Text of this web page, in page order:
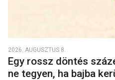
2026. AUGUSZTUS 8.
Egy rossz döntés
ne tegyen, ha bajba